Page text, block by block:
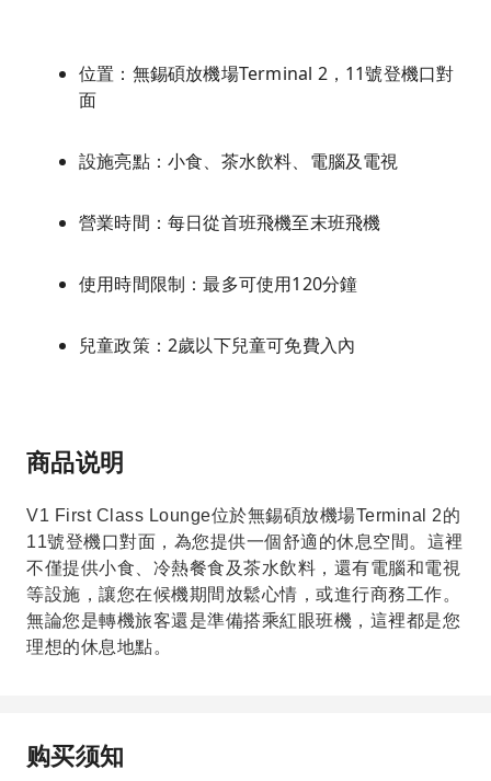
位置：無錫碩放機場Terminal 2，11號登機口對
面
設施亮點：小食、茶水飲料、電腦及電視
營業時間：每日從首班飛機至末班飛機
使用時間限制：最多可使用120分鐘
兒童政策：2歲以下兒童可免費入內
商品说明
V1 First Class Lounge位於無錫碩放機場Terminal 2的
11號登機口對面，為您提供一個舒適的休息空間。這裡
不僅提供小食、冷熱餐食及茶水飲料，還有電腦和電視
等設施，讓您在候機期間放鬆心情，或進行商務工作。
無論您是轉機旅客還是準備搭乘紅眼班機，這裡都是您
理想的休息地點。
购买须知